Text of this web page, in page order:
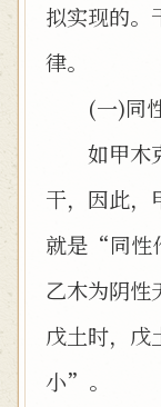
拟实现的。
律。
(一)同性
如甲木克
干，因此，
就是“同性
乙木为阴性
戊土时，
小”。